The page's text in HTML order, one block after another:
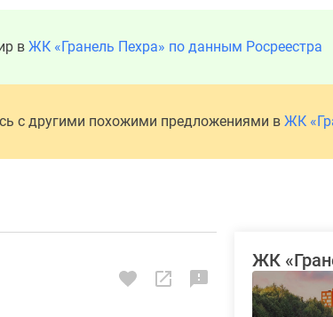
в ЖК «Гранель Пехра» по данным Росреестра
с другими похожими предложениями в ЖК
ЖК